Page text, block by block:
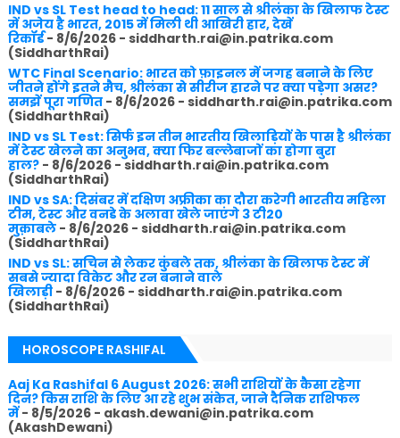
IND vs SL Test head to head: 11 साल से श्रीलंका के खिलाफ टेस्ट
में अजेय है भारत, 2015 में मिली थी आखिरी हार, देखें
रिकॉर्ड- 8/6/2026- siddharth.rai@in.patrika.com
(SiddharthRai)
WTC Final Scenario: भारत को फ़ाइनल में जगह बनाने के लिए
जीतने होंगे इतने मैच, श्रीलंका से सीरीज हारने पर क्या पड़ेगा असर?
समझें पूरा गणित- 8/6/2026- siddharth.rai@in.patrika.com
(SiddharthRai)
IND vs SL Test: सिर्फ इन तीन भारतीय खिलाड़ियों के पास है श्रीलंका
में टेस्ट खेलने का अनुभव, क्या फिर बल्लेबाजों का होगा बुरा
हाल?- 8/6/2026- siddharth.rai@in.patrika.com
(SiddharthRai)
IND vs SA: दिसंबर में दक्षिण अफ्रीका का दौरा करेगी भारतीय महिला
टीम, टेस्ट और वनडे के अलावा खेले जाएंगे 3 टी20
मुक़ाबले- 8/6/2026- siddharth.rai@in.patrika.com
(SiddharthRai)
IND vs SL: सचिन से लेकर कुंबले तक, श्रीलंका के खिलाफ टेस्ट में
सबसे ज्यादा विकेट और रन बनाने वाले
खिलाड़ी- 8/6/2026- siddharth.rai@in.patrika.com
(SiddharthRai)
HOROSCOPE RASHIFAL
Aaj Ka Rashifal 6 August 2026: सभी राशियों के कैसा रहेगा
दिन? किस राशि के लिए आ रहे शुभ संकेत, जाने दैनिक राशिफल
में- 8/5/2026- akash.dewani@in.patrika.com
(AkashDewani)